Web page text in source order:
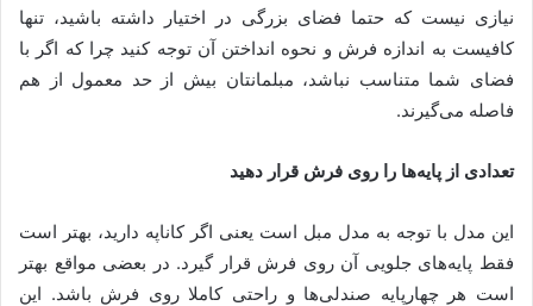
نیازی نیست که حتما فضای بزرگی در اختیار داشته باشید، تنها
کافیست به اندازه فرش و نحوه انداختن آن توجه کنید چرا که اگر با
فضای شما متناسب نباشد، مبلمانتان بیش از حد معمول از هم
فاصله می‌گیرند.
تعدادی از پایه‌ها را روی فرش قرار دهید
این مدل با توجه به مدل مبل است یعنی اگر کاناپه دارید، بهتر است
فقط پایه‌های جلویی آن روی فرش قرار گیرد. در بعضی مواقع بهتر
است هر چهارپایه صندلی‌ها و راحتی کاملا روی فرش باشد. این